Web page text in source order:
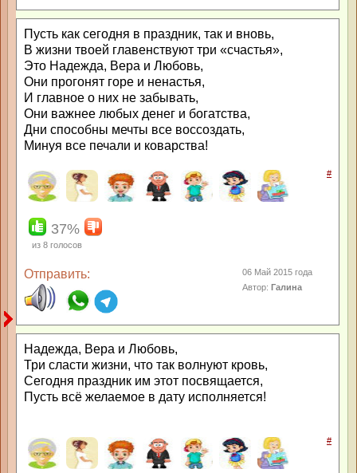
Пусть как сегодня в праздник, так и вновь,
В жизни твоей главенствуют три «счастья»,
Это Надежда, Вера и Любовь,
Они прогонят горе и ненастья,
И главное о них не забывать,
Они важнее любых денег и богатства,
Дни способны мечты все воссоздать,
Минуя все печали и коварства!
#
37%
из 8 голосов
Отправить:
06 Май 2015 года
Автор:Галина
Надежда, Вера и Любовь,
Три сласти жизни, что так волнуют кровь,
Сегодня праздник им этот посвящается,
Пусть всё желаемое в дату исполняется!
#